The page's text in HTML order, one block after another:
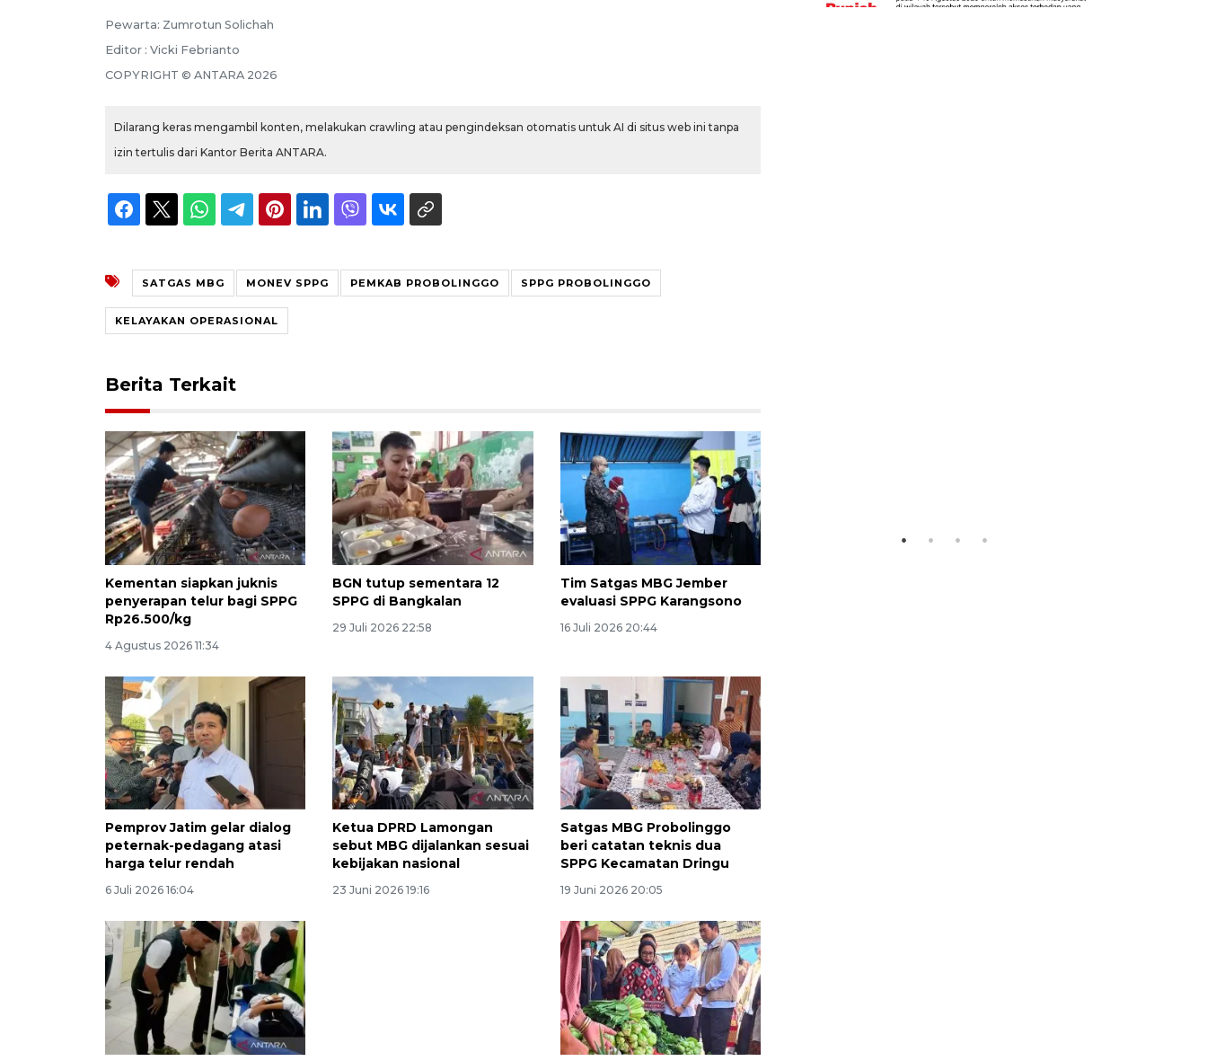
Pewarta: Zumrotun Solichah
Editor : Vicki Febrianto
COPYRIGHT © ANTARA 2026
Dilarang keras mengambil konten, melakukan crawling atau pengindeksan otomatis untuk AI di situs web ini tanpa
izin tertulis dari Kantor Berita ANTARA.
SATGAS MBG MONEV SPPG PEMKAB PROBOLINGGO SPPG PROBOLINGGO
KELAYAKAN OPERASIONAL
Berita Terkait
Kementan siapkan juknis
penyerapan telur bagi SPPG
Rp26.500/kg
4 Agustus 2026 11:34
BGN tutup sementara 12
SPPG di Bangkalan
29 Juli 2026 22:58
Tim Satgas MBG Jember
evaluasi SPPG Karangsono
16 Juli 2026 20:44
Pemprov Jatim gelar dialog
peternak-pedagang atasi
harga telur rendah
6 Juli 2026 16:04
Ketua DPRD Lamongan
sebut MBG dijalankan sesuai
kebijakan nasional
23 Juni 2026 19:16
Satgas MBG Probolinggo
beri catatan teknis dua
SPPG Kecamatan Dringu
19 Juni 2026 20:05
Sinyal positif perekonomian
Indonesia
2026-08-05 15:00:00